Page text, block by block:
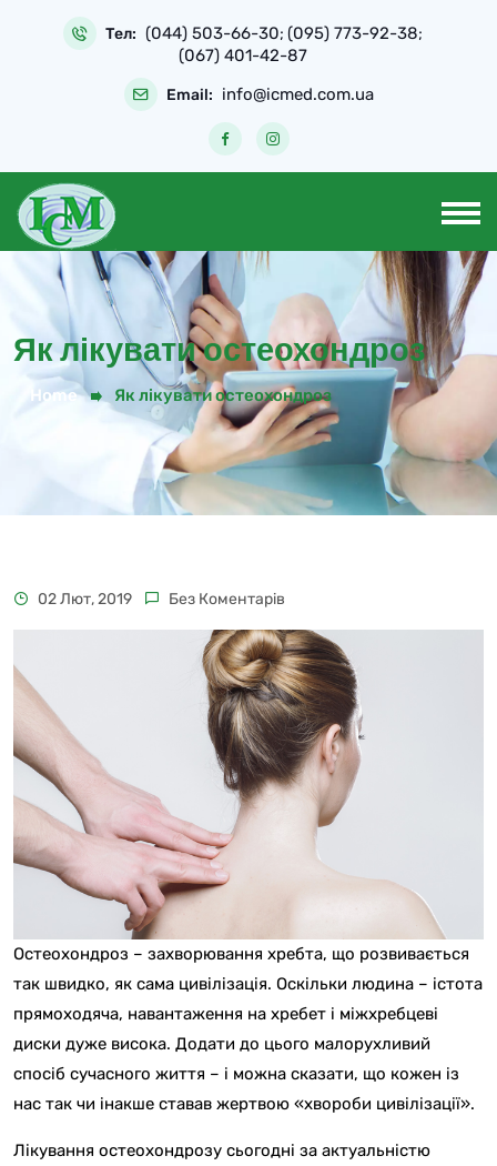
Тел: (044) 503-66-30; (095) 773-92-38;
(067) 401-42-87
Email: info@icmed.com.ua
Як лікувати остеохондроз
Home Як лікувати остеохондроз
02 Лют, 2019 Без Коментарів
Остеохондроз – захворювання хребта, що розвивається
так швидко, як сама цивілізація. Оскільки людина – істота
прямоходяча, навантаження на хребет і міжхребцеві
диски дуже висока. Додати до цього малорухливий
спосіб сучасного життя – і можна сказати, що кожен із
нас так чи інакше ставав жертвою «хвороби цивілізації».
Лікування остеохондрозу сьогодні за актуальністю